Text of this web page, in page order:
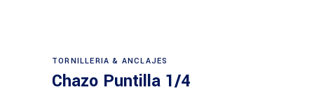
TORNILLERIA & ANCLAJES
Chazo Puntilla 1/4